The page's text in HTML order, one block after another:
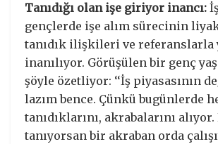
Tanıdığı olan işe giriyor inancı:
gençlerde işe alım sürecinin
tanıdık ilişkileri ve referanslarla
inanılıyor. Görüşülen bir genç
şöyle özetliyor: ‘‘İş piyasasının
lazım bence. Çünkü bugünlerde
tanıdıklarını, akrabalarını
tanıyorsan bir akraban orda